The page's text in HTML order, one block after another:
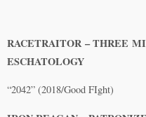
RACETRAITOR – THREE
ESCHATOLOGY
“2042” (2018/Good FIght)